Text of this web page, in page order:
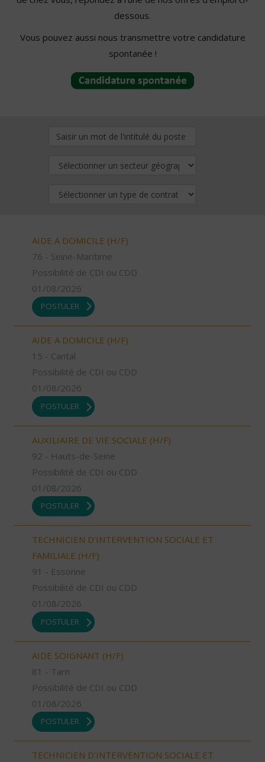
dessous.
Vous pouvez aussi nous transmettre votre candidature
spontanée !
AIDE A DOMICILE (H/F)
76 - Seine-Maritime
Possibilité de CDI ou CDD
01/08/2026
POSTULER
AIDE A DOMICILE (H/F)
15 - Cantal
Possibilité de CDI ou CDD
01/08/2026
POSTULER
AUXILIAIRE DE VIE SOCIALE (H/F)
92 - Hauts-de-Seine
Possibilité de CDI ou CDD
01/08/2026
POSTULER
TECHNICIEN D’INTERVENTION SOCIALE ET
FAMILIALE (H/F)
91 - Essonne
Possibilité de CDI ou CDD
01/08/2026
POSTULER
AIDE SOIGNANT (H/F)
81 - Tarn
Possibilité de CDI ou CDD
01/08/2026
POSTULER
TECHNICIEN D’INTERVENTION SOCIALE ET